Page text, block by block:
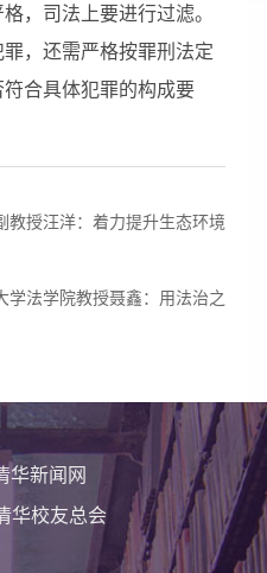
，司法上要进行过滤。
，还需严格按罪刑法定
合具体犯罪的构成要
教授汪洋：着力提升生态环境
学法学院教授聂鑫：用法治之
华新闻网
华校友总会